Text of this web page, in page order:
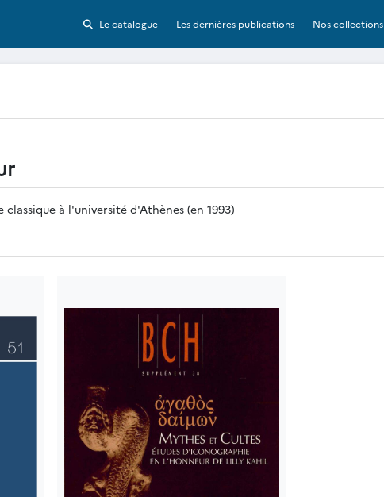
Le catalogue Les dernières publications Nos collections
à l'université d'Athènes (en 1993)